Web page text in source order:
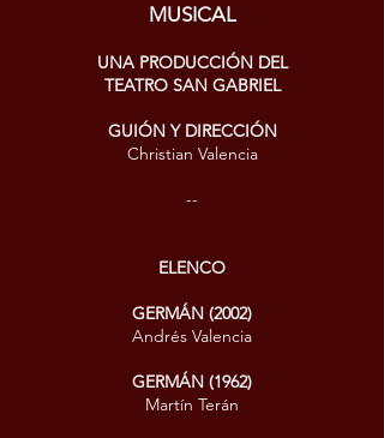
MUSICAL
UNA PRODUCCIÓN DEL
TEATRO SAN GABRIEL
GUIÓN Y DIRECCIÓN
Christian Valencia
--
ELENCO
GERMÁN (2002)
Andrés Valencia
GERMÁN (1962)
Martín Terán